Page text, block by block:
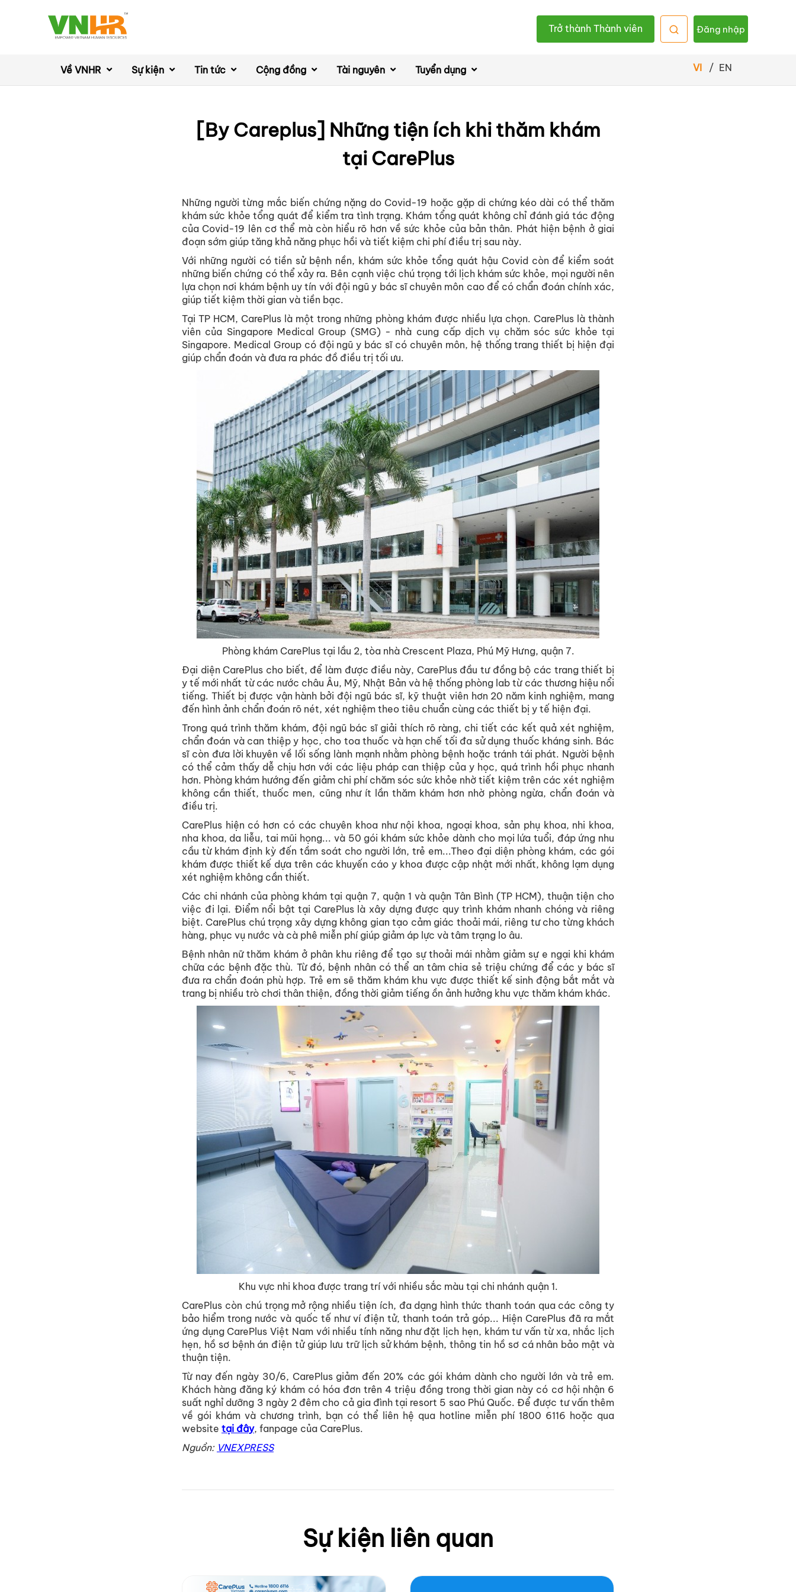
Trở thành Thành viên Đăng nhập
Về VNHR Sự kiện Tin tức Cộng đồng Tài nguyên Tuyển dụng VI / EN
[By Careplus] Những tiện ích khi thăm khám
tại CarePlus
Những người từng mắc biến chứng nặng do Covid-19 hoặc gặp di chứng kéo dài có thể thăm
khám sức khỏe tổng quát để kiểm tra tình trạng. Khám tổng quát không chỉ đánh giá tác động
của Covid-19 lên cơ thể mà còn hiểu rõ hơn về sức khỏe của bản thân. Phát hiện bệnh ở giai
đoạn sớm giúp tăng khả năng phục hồi và tiết kiệm chi phí điều trị sau này.
Với những người có tiền sử bệnh nền, khám sức khỏe tổng quát hậu Covid còn để kiểm soát
những biến chứng có thể xảy ra. Bên cạnh việc chú trọng tới lịch khám sức khỏe, mọi người nên
lựa chọn nơi khám bệnh uy tín với đội ngũ y bác sĩ chuyên môn cao để có chẩn đoán chính xác,
giúp tiết kiệm thời gian và tiền bạc.
Tại TP HCM, CarePlus là một trong những phòng khám được nhiều lựa chọn. CarePlus là thành
viên của Singapore Medical Group (SMG) - nhà cung cấp dịch vụ chăm sóc sức khỏe tại
Singapore. Medical Group có đội ngũ y bác sĩ có chuyên môn, hệ thống trang thiết bị hiện đại
giúp chẩn đoán và đưa ra phác đồ điều trị tối ưu.
Phòng khám CarePlus tại lầu 2, tòa nhà Crescent Plaza, Phú Mỹ Hưng, quận 7.
Đại diện CarePlus cho biết, để làm được điều này, CarePlus đầu tư đồng bộ các trang thiết bị
y tế mới nhất từ các nước châu Âu, Mỹ, Nhật Bản và hệ thống phòng lab từ các thương hiệu nổi
tiếng. Thiết bị được vận hành bởi đội ngũ bác sĩ, kỹ thuật viên hơn 20 năm kinh nghiệm, mang
đến hình ảnh chẩn đoán rõ nét, xét nghiệm theo tiêu chuẩn cùng các thiết bị y tế hiện đại.
Trong quá trình thăm khám, đội ngũ bác sĩ giải thích rõ ràng, chi tiết các kết quả xét nghiệm,
chẩn đoán và can thiệp y học, cho toa thuốc và hạn chế tối đa sử dụng thuốc kháng sinh. Bác
sĩ còn đưa lời khuyên về lối sống lành mạnh nhằm phòng bệnh hoặc tránh tái phát. Người bệnh
có thể cảm thấy dễ chịu hơn với các liệu pháp can thiệp của y học, quá trình hồi phục nhanh
hơn. Phòng khám hướng đến giảm chi phí chăm sóc sức khỏe nhờ tiết kiệm trên các xét nghiệm
không cần thiết, thuốc men, cũng như ít lần thăm khám hơn nhờ phòng ngừa, chẩn đoán và
điều trị.
CarePlus hiện có hơn có các chuyên khoa như nội khoa, ngoại khoa, sản phụ khoa, nhi khoa,
nha khoa, da liễu, tai mũi họng... và 50 gói khám sức khỏe dành cho mọi lứa tuổi, đáp ứng nhu
cầu từ khám định kỳ đến tầm soát cho người lớn, trẻ em...Theo đại diện phòng khám, các gói
khám được thiết kế dựa trên các khuyến cáo y khoa được cập nhật mới nhất, không lạm dụng
xét nghiệm không cần thiết.
Các chi nhánh của phòng khám tại quận 7, quận 1 và quận Tân Bình (TP HCM), thuận tiện cho
việc đi lại. Điểm nổi bật tại CarePlus là xây dựng được quy trình khám nhanh chóng và riêng
biệt. CarePlus chú trọng xây dựng không gian tạo cảm giác thoải mái, riêng tư cho từng khách
hàng, phục vụ nước và cà phê miễn phí giúp giảm áp lực và tâm trạng lo âu.
Bệnh nhân nữ thăm khám ở phân khu riêng để tạo sự thoải mái nhằm giảm sự e ngại khi khám
chữa các bệnh đặc thù. Từ đó, bệnh nhân có thể an tâm chia sẻ triệu chứng để các y bác sĩ
đưa ra chẩn đoán phù hợp. Trẻ em sẽ thăm khám khu vực được thiết kế sinh động bắt mắt và
trang bị nhiều trò chơi thân thiện, đồng thời giảm tiếng ồn ảnh hưởng khu vực thăm khám khác.
Khu vực nhi khoa được trang trí với nhiều sắc màu tại chi nhánh quận 1.
CarePlus còn chú trọng mở rộng nhiều tiện ích, đa dạng hình thức thanh toán qua các công ty
bảo hiểm trong nước và quốc tế như ví điện tử, thanh toán trả góp... Hiện CarePlus đã ra mắt
ứng dụng CarePlus Việt Nam với nhiều tính năng như đặt lịch hẹn, khám tư vấn từ xa, nhắc lịch
hẹn, hồ sơ bệnh án điện tử giúp lưu trữ lịch sử khám bệnh, thông tin hồ sơ cá nhân bảo mật và
thuận tiện.
Từ nay đến ngày 30/6, CarePlus giảm đến 20% các gói khám dành cho người lớn và trẻ em.
Khách hàng đăng ký khám có hóa đơn trên 4 triệu đồng trong thời gian này có cơ hội nhận 6
suất nghỉ dưỡng 3 ngày 2 đêm cho cả gia đình tại resort 5 sao Phú Quốc. Để được tư vấn thêm
về gói khám và chương trình, bạn có thể liên hệ qua hotline miễn phí 1800 6116 hoặc qua
website tại đây, fanpage của CarePlus.
Nguồn: VNEXPRESS
Sự kiện liên quan